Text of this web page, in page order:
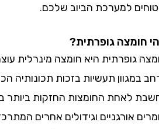
למערכת הביוב שלכם.
גופרתית?
היא חומצה מינרלית
תעשיות בזכות תכונותיה הכימיות
החומצות החזקות ביותר
אורגניים וגידולים אחרים המתרכזים